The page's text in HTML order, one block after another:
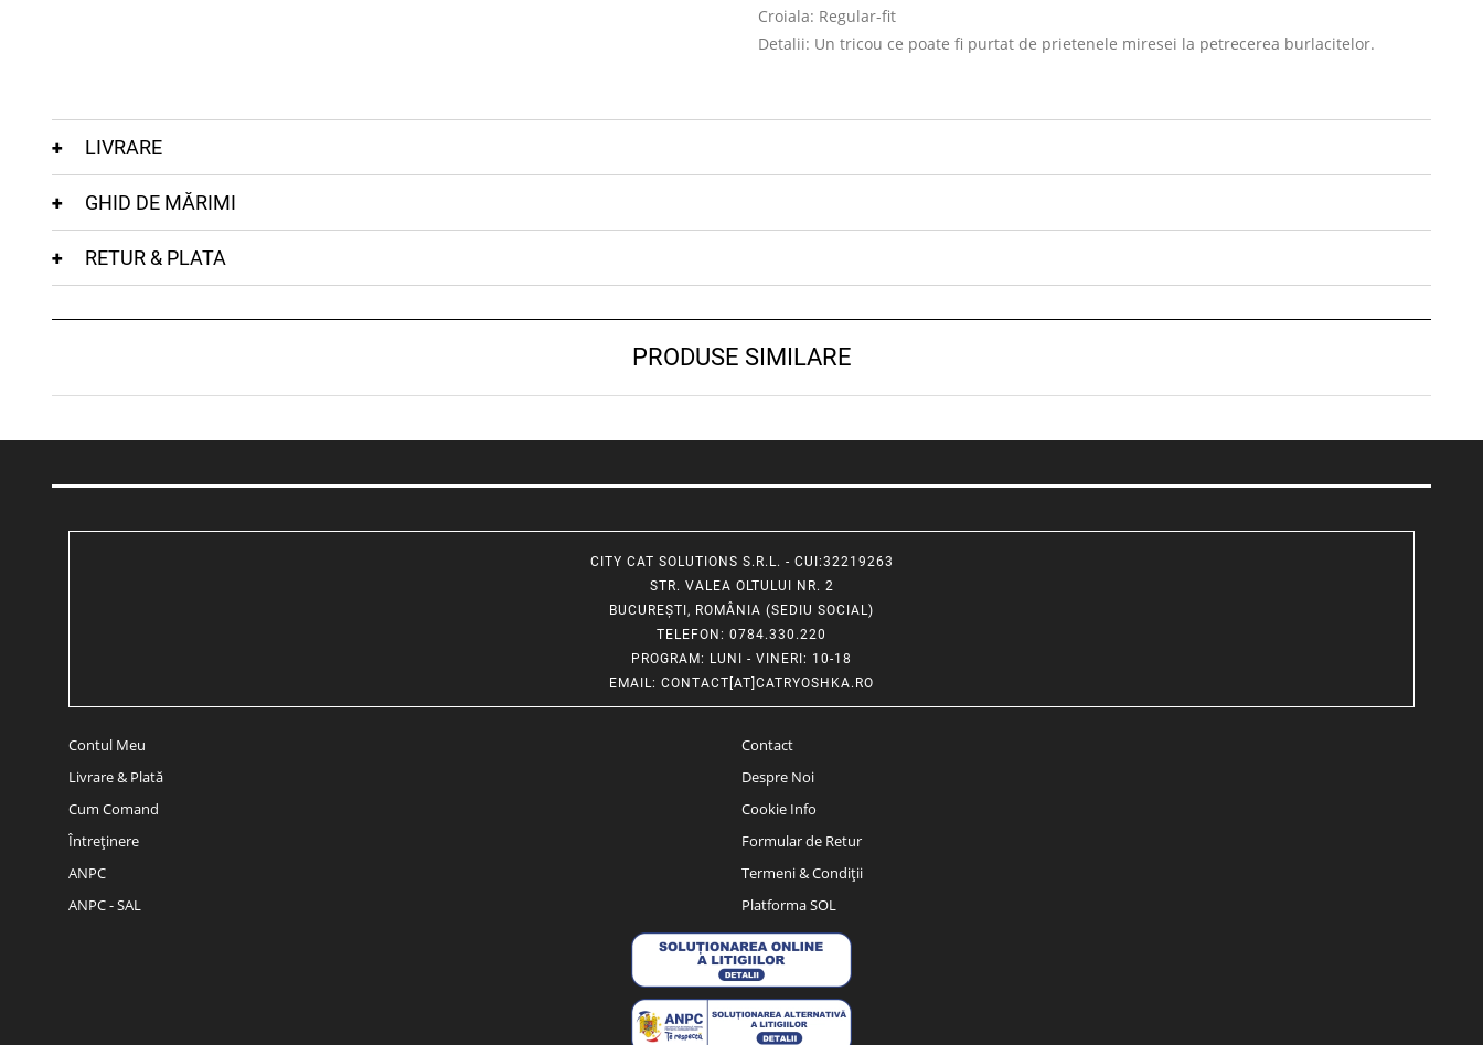
Croiala: Regular-fit
Detalii: Un tricou ce poate fi purtat de prietenele miresei la petrecerea burlacitelor.
LIVRARE
GHID DE MĂRIMI
RETUR & PLATA
PRODUSE SIMILARE
CITY CAT SOLUTIONS S.R.L. - CUI:32219263
STR. VALEA OLTULUI NR. 2
BUCUREȘTI, ROMÂNIA (SEDIU SOCIAL)
TELEFON : 0784.330.220
PROGRAM: LUNI - VINERI: 10-18
EMAIL: CONTACT[AT]CATRYOSHKA.RO
Contul Meu
Livrare & Plată
Cum Comand
Întreținere
ANPC
ANPC - SAL
Contact
Despre Noi
Cookie Info
Formular de Retur
Termeni & Condiții
Platforma SOL